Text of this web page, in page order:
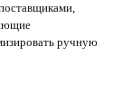
ручную